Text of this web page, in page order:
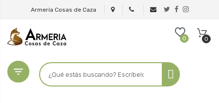
Armería Cosas de Caza
0 0
